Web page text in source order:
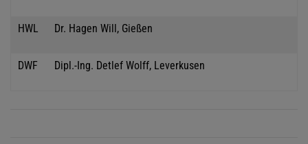
HWL Dr. Hagen Will, Gießen
DWF Dipl.-Ing. Detlef Wolff, Leverkusen